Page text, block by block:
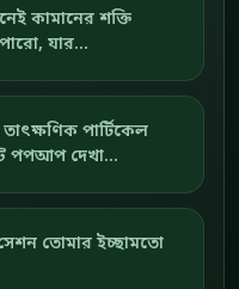
কামানের শক্তি
যার...
তাৎক্ষণিক পার্টিকেল
পপআপ দেখা...
তোমার ইচ্ছামতো